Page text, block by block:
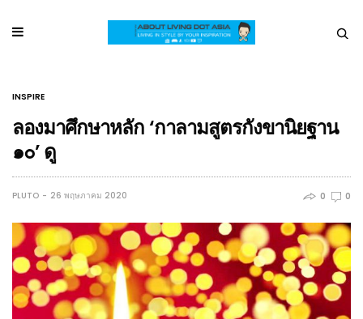
INSPIRE
ลองมาศึกษาหลัก ‘กาลามสูตรกังขานิยฐาน
๑๐’ ดู
PLUTO 26 พฤษภาคม 2020 0 0